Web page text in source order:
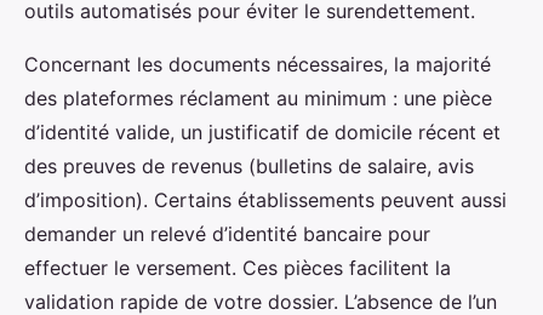
outils automatisés pour éviter le surendettement.
Concernant les documents nécessaires, la majorité
des plateformes réclament au minimum : une pièce
d’identité valide, un justificatif de domicile récent et
des preuves de revenus (bulletins de salaire, avis
d’imposition). Certains établissements peuvent aussi
demander un relevé d’identité bancaire pour
effectuer le versement. Ces pièces facilitent la
validation rapide de votre dossier. L’absence de l’un